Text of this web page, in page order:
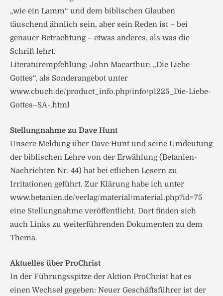
„wie ein Lamm“ und dem biblischen Glauben
täuschend ähnlich sein, aber sein Reden ist – bei
genauer Betrachtung – etwas anderes, als was die
Schrift lehrt.
Literaturempfehlung: John Macarthur: „Die Liebe
Gottes“, als Sonderangebot unter
www.cbuch.de/product_info.php/info/p1225_Die-Liebe-
Gottes–SA-.html
Stellungnahme zu Dave Hunt
Unsere Meldung über Dave Hunt und seine Umdeutung
der biblischen Lehre von der Erwählung (Betanien-
Nachrichten Nr. 44) hat bei etlichen Lesern zu
Irritationen geführt. Zur Klärung habe ich unter
www.betanien.de/verlag/material/material.php?id=75
eine Stellungnahme veröffentlicht. Dort finden sich
auch Links zu weiterführenden Dokumenten zu dem
Thema.
Aktuelles über ProChrist
In der Führungsspitze der Aktion ProChrist hat es
einen Wechsel gegeben: Neuer Geschäftsführer ist der